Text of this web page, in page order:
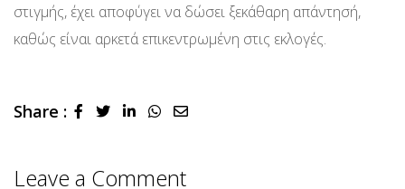
στιγμής, έχει αποφύγει να δώσει ξεκάθαρη απάντησή,
καθώς είναι αρκετά επικεντρωμένη στις εκλογές.
Share : LinkedInWhatsapp
Share
Leave a Comment